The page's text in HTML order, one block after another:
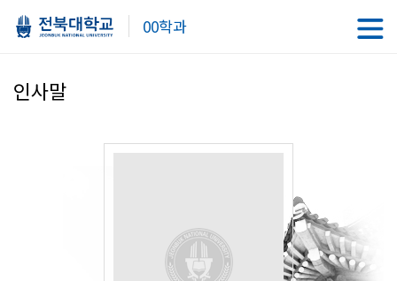
00학과
인사말